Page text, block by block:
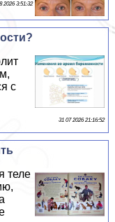
2026 3:51:32
с
31 07 2026 21:16:52
теле